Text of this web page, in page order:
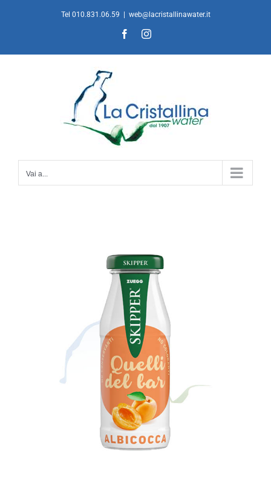
Tel 010.831.06.59 web@lacristallinawater.it
FacebookInstagram
Vai a...